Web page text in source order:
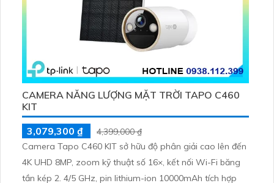
CAMERA NĂNG LƯỢNG MẶT TRỜI TAPO C460
KIT
3,079,300 ₫
4,399,000 ₫
Camera Tapo C460 KIT sở hữu độ phân giải cao lên đến
4K UHD 8MP, zoom kỹ thuật số 16×, kết nối Wi-Fi băng
tần kép 2. 4/5 GHz, pin lithium-ion 10000mAh tích hợp